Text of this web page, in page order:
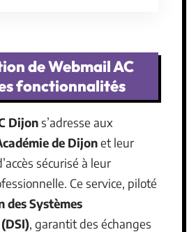
de Webmail AC
fonctionnalités
Dijons’adresse aux
de Dijonet leur
sécurisé à leur
Ce service, piloté
des Systèmes
, garantit des échanges